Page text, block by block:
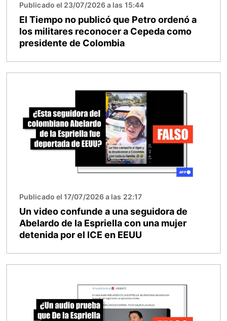
Publicado el 23/07/2026 a las 15:44
El Tiempo no publicó que Petro ordenó a
los militares reconocer a Cepeda como
presidente de Colombia
Publicado el 17/07/2026 a las 22:17
Un video confunde a una seguidora de
Abelardo de la Espriella con una mujer
detenida por el ICE en EEUU